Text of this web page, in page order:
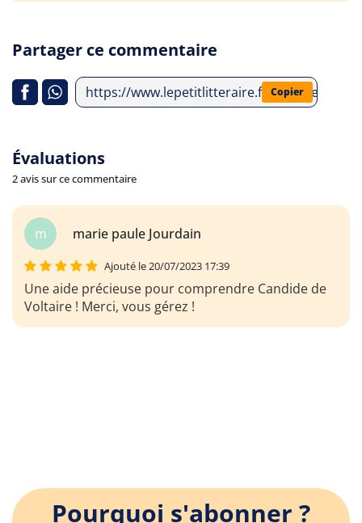
Partager ce commentaire
https://www.lepetitlitteraire.fr/analyses-
Copier
Évaluations
2 avis sur ce commentaire
m marie paule Jourdain
Ajouté le 20/07/2023 17:39
Une aide précieuse pour comprendre Candide de
Voltaire ! Merci, vous gérez !
Pourquoi s'abonner ?